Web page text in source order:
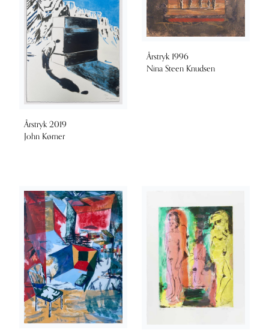
Årstryk 2019
John Kørner
Årstryk 1996
Nina Steen Knudsen